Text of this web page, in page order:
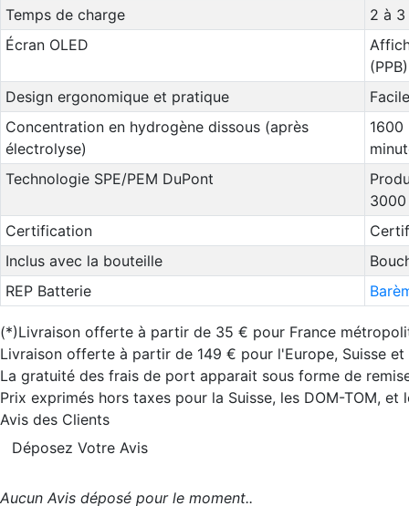
Temps de charge
2 à 3
Écran OLED
(PPB)
Design ergonomique et pratique
Concentration en hydrogène dissous (après
électrolyse)
1600
Technologie SPE/PEM DuPont
3000
Certification
Inclus avec la bouteille
REP Batterie
(*)Livraison offerte à partir de 35 € pour France
Livraison offerte à partir de 149 € pour l'Europe, Suisse et
La gratuité des frais de port apparait sous forme de
Prix exprimés hors taxes pour la Suisse, les DOM-TOM,
Avis des Clients
Déposez Votre Avis
Aucun Avis déposé pour le moment..